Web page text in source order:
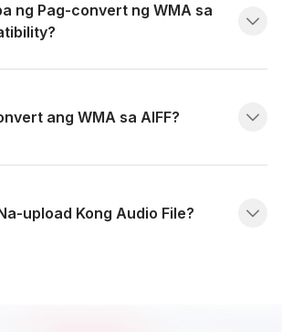
ng Pag-convert ng WMA sa
ang WMA sa AIFF?
upload Kong Audio File?